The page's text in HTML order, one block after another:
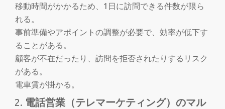
移動時間がかかるため、1日に訪問できる件数が限ら
れる。
事前準備やアポイントの調整が必要で、効率が低下す
ることがある。
顧客が不在だったり、訪問を拒否されたりするリスク
がある。
電車賃が掛かる。
電話営業（テレマーケティング）のマル